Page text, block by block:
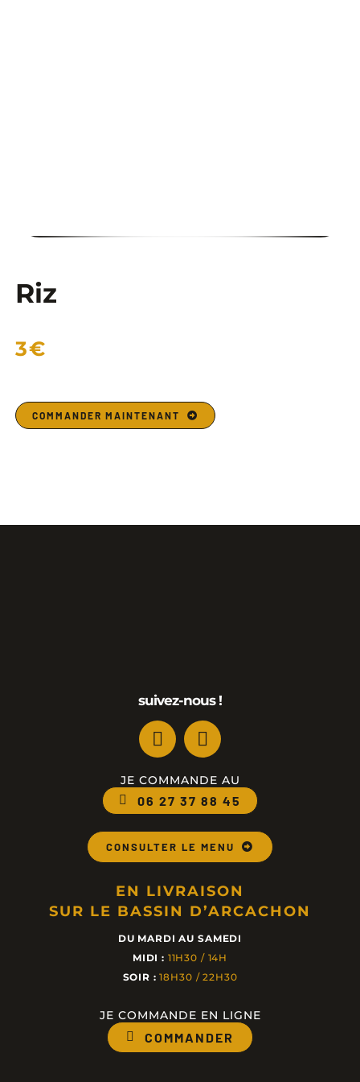
Riz
3€
COMMANDER MAINTENANT
suivez-nous !
JE COMMANDE AU
06 27 37 88 45
CONSULTER LE MENU
EN LIVRAISON
SUR LE BASSIN D’ARCACHON
DU MARDI AU SAMEDI
MIDI : 11H30 / 14H
SOIR : 18H30 / 22H30
JE COMMANDE EN LIGNE
COMMANDER